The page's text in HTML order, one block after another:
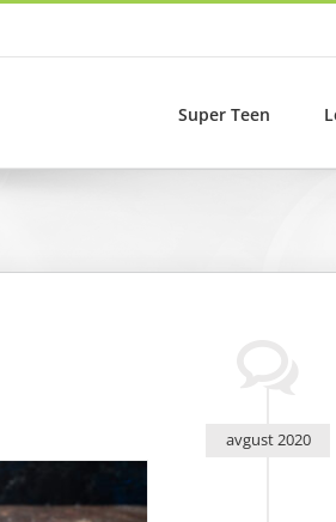
Super Teen
avgust 2020